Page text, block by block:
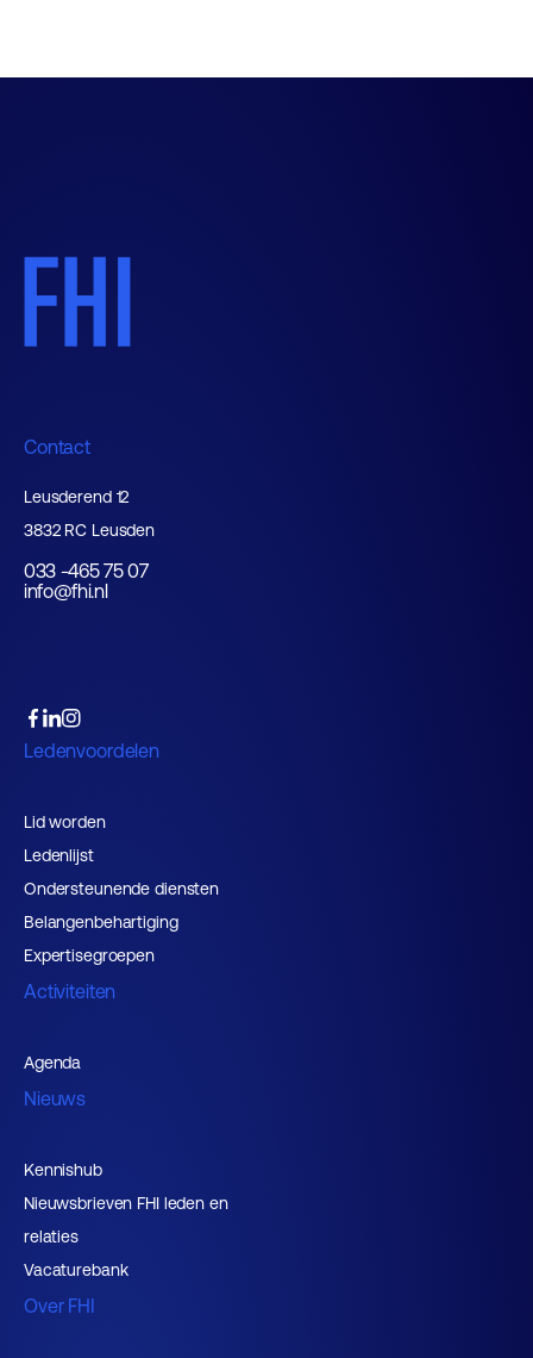
Contact
Leusderend 12
3832 RC Leusden
033 -465 75 07
info@fhi.nl
Ledenvoordelen
Lid worden
Ledenlijst
Ondersteunende diensten
Belangenbehartiging
Expertisegroepen
Activiteiten
Agenda
Nieuws
Kennishub
Nieuwsbrieven FHI leden en
relaties
Vacaturebank
Over FHI